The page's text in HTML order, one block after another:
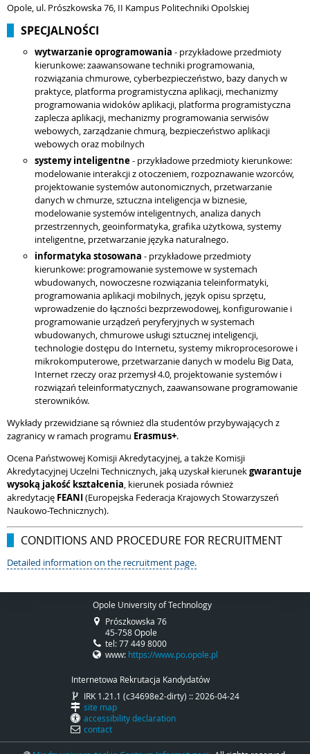
Opole, ul. Prószkowska 76, II Kampus Politechniki Opolskiej
SPECJALNOŚCI
wytwarzanie oprogramowania - przykładowe przedmioty
kierunkowe: zaawansowane techniki programowania,
rozwiązania chmurowe, cyberbezpieczeństwo, bazy danych w
praktyce, platforma programistyczna aplikacji, mechanizmy
programowania widoków aplikacji, platforma programistyczna
zaplecza aplikacji, mechanizmy programowania serwisów
webowych, zarządzanie chmurą, bezpieczeństwo aplikacji
webowych oraz mobilnych
systemy inteligentne- przykładowe przedmioty kierunkowe:
modelowanie interakcji z otoczeniem, rozpoznawanie wzorców,
projektowanie systemów autonomicznych, przetwarzanie
danych w chmurze, sztuczna inteligencja w biznesie,
modelowanie systemów inteligentnych, analiza danych
przestrzennych, geoinformatyka, grafika użytkowa, systemy
inteligentne, przetwarzanie języka naturalnego.
informatyka stosowana - przykładowe przedmioty
kierunkowe: programowanie systemowe w systemach
wbudowanych, nowoczesne rozwiązania teleinformatyki,
programowania aplikacji mobilnych, język opisu sprzętu,
wprowadzenie do łączności bezprzewodowej, konfigurowanie i
programowanie urządzeń peryferyjnych w systemach
wbudowanych, chmurowe usługi sztucznej inteligencji,
technologie dostępu do Internetu, systemy mikroprocesorowe i
mikrokomputerowe, przetwarzanie danych w modelu Big Data,
Internet rzeczy oraz przemysł 4.0, projektowanie systemów i
rozwiązań teleinformatycznych, zaawansowane programowanie
sterowników.
Wykłady przewidziane są również dla studentów przybywających z
zagranicy w ramach programu Erasmus+.
Ocena Państwowej Komisji Akredytacyjnej, a także Komisji
Akredytacyjnej Uczelni Technicznych, jaką uzyskał kierunekgwarantuje
wysoką jakość kształcenia, kierunek posiada również
akredytację FEANI(Europejska Federacja Krajowych Stowarzyszeń
Naukowo-Technicznych).
CONDITIONS AND PROCEDURE FOR RECRUITMENT
Detailed information on the recruitment page.
Opole University of Technology
Prószkowska 76
45-758 Opole
tel: 77 449 8000
www: https://www.po.opole.pl
Internetowa Rekrutacja Kandydatów
IRK 1.21.1 (c34698e2-dirty) :: 2026-04-24
site map
accessibility declaration
contact